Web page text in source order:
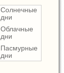
Солнечные
дни
Облачные
дни
Пасмурные
дни